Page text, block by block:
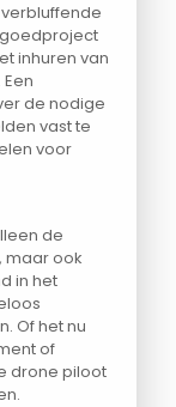
inhuren van
. Een
de nodige
vast te
voor
de
maar ook
in het
Of het nu
of
drone piloot